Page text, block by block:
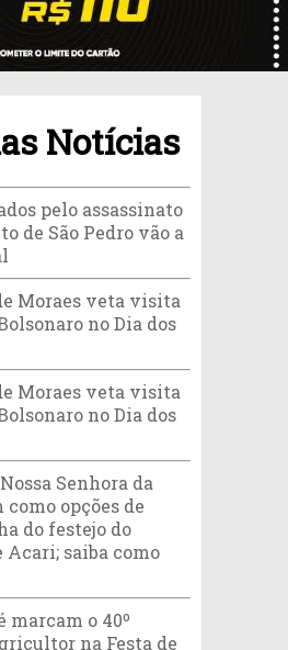
Notícias
pelo assassinato
de São Pedro vão a
Moraes veta visita
no Dia dos
Moraes veta visita
no Dia dos
Senhora da
como opções de
do festejo do
Acari; saiba como
marcam o 40º
na Festa de